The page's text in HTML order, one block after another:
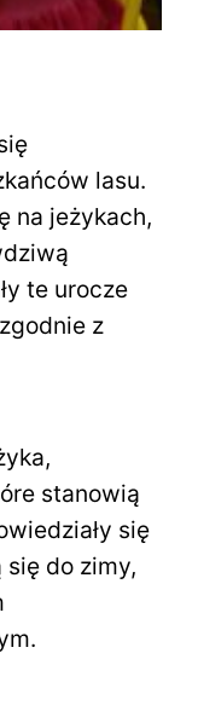
lasu.
na jeżykach,
te urocze
z
stanowią
się
do zimy,